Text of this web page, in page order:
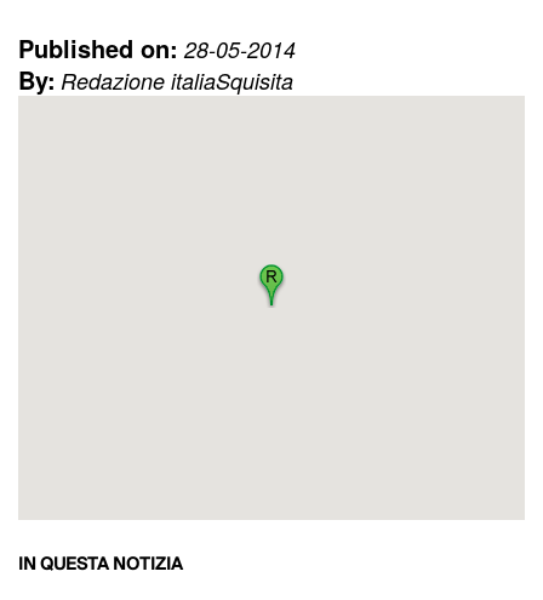
Published on: 28-05-2014
By: Redazione italiaSquisita
IN QUESTA NOTIZIA